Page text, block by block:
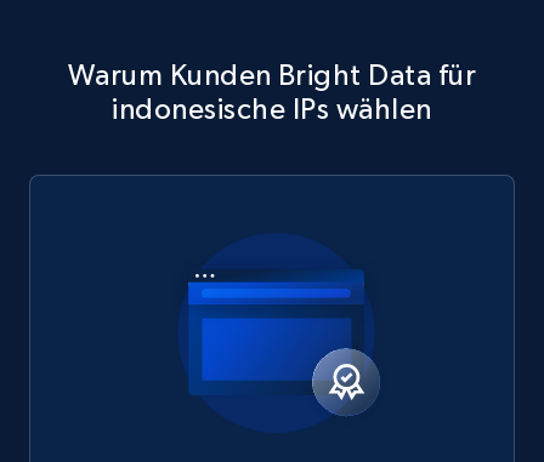
Warum Kunden Bright Data für
indonesische IPs wählen